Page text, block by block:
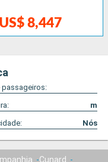
US$ 8,447
passageiros:
m
Nós
Cunard